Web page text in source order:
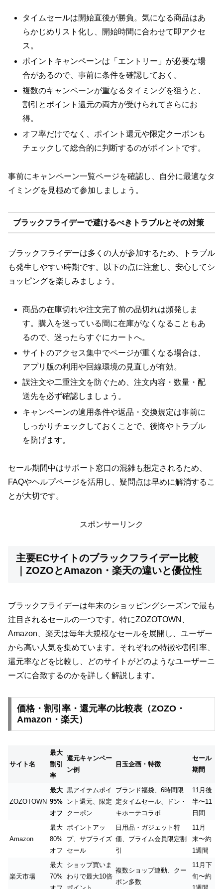
タイムセールは開始直後が勝負。気になる商品はあ
らかじめリスト化し、開始時間に合わせて即アクセ
ス。
ポイントキャンペーンは「エントリー」が必要な場
合があるので、事前に条件を確認しておく。
複数のキャンペーンが重なるタイミングを狙うと、
割引とポイント還元の両方が受けられてさらにお
得。
オフ率だけでなく、ポイント還元や限定クーポンも
チェックして総合的に判断するのがポイントです。
事前にキャンペーン一覧ページを確認し、自分に最適なタ
イミングを見極めて参加しましょう。
ブラックフライデーで避けるべきトラブルとその対策
ブラックフライデーは多くの人が参加するため、トラブル
も発生しやすい時期です。以下の点に注意し、安心してシ
ョッピングを楽しみましょう。
商品の在庫切れや注文完了前の品切れは頻発しま
す。購入を迷っている間に在庫がなくなることもあ
るので、迷ったらすぐにカートへ。
サイトのアクセス集中でページが重くなる場合は、
アプリ版の利用や回線環境の見直しが有効。
誤注文や二重注文を防ぐため、注文内容・数量・配
送先を必ず確認しましょう。
キャンペーンの適用条件や返品・交換規定は事前に
しっかりチェックしておくことで、後悔やトラブル
を防げます。
セール期間中はサポート窓口の混雑も想定されるため、
FAQやヘルプページを活用し、疑問点は早めに解消するこ
とが大切です。
スポンサーリンク
主要ECサイトのブラックフライデー比較
｜ZOZOとAmazon・楽天の違いと優位性
ブラックフライデーは年末のショッピングシーズンで最も
注目されるセールの一つです。特にZOZOTOWN、
Amazon、楽天は毎年大規模なセールを展開し、ユーザー
から高い人気を集めています。それぞれの特徴や割引率、
還元率などを比較し、どのサイトがどのようなユーザーニ
ーズに合致するのかを詳しく解説します。
価格・割引率・還元率の比較表（ZOZO・
Amazon・楽天）
サイト名
最大
割引
率
還元キャンペー
ン例
目玉企画・特徴
セール
期間
ZOZOTOWN
最大
95%
オフ
黒アイテムポイ
ント還元、限定
クーポン
ブランド福袋、6時間限
定タイムセール、ドン・
キホーテコラボ
11月後
半〜11
日間
Amazon
最大
80%
オフ
ポイントアッ
プ、サプライズ
セール
日用品・ガジェット特
価、プライム会員限定割
引
11月
末〜約
1週間
楽天市場
最大
70%
ショップ買いま
わりで最大10倍
複数ショップ連動、クー
ポン多数
11月下
旬〜約